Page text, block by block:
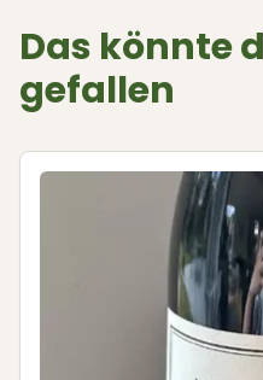
Das könnte
gefallen